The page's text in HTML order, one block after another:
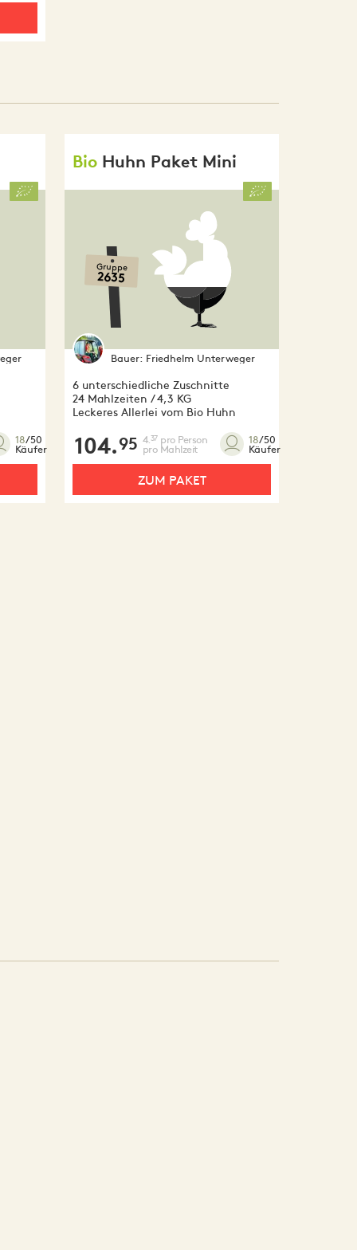
18/50
Käufer
Bio Huhn Paket Mini
Gruppe
2635
Bauer: Friedhelm Unterweger
6 unterschiedliche Zuschnitte
24 Mahlzeiten / 4,3 KG
Leckeres Allerlei vom Bio Huhn
104.95 4. 37pro Person
pro Mahlzeit
18/50
Käufer
ZUM PAKET